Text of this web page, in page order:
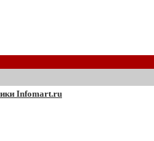
Infomart.ru